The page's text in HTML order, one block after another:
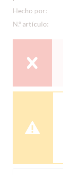
Hecho por:
N.º artículo: